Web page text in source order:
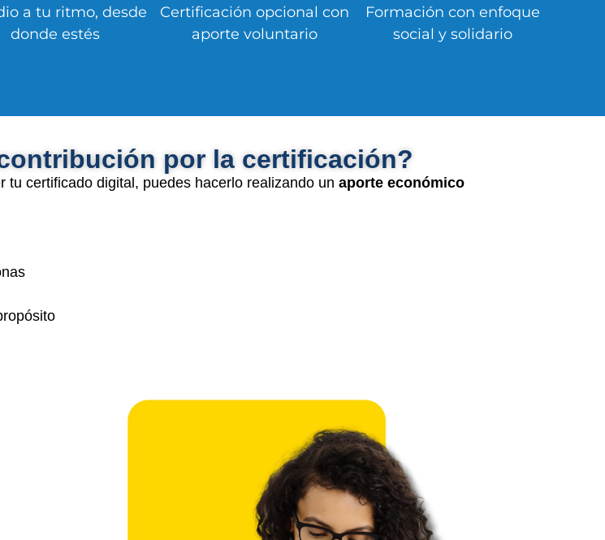
a tu ritmo, desde
donde estés
Certificación opcional con
aporte voluntario
Formación con enfoque
social y solidario
por la certificación?
certificado digital, puedes hacerlo realizando un aporte económico